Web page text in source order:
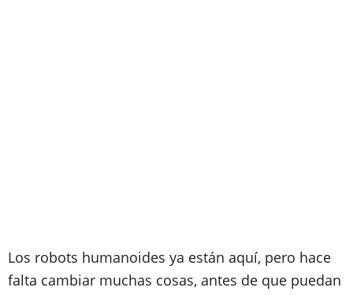
Los robots humanoides ya están aquí, pero hace
falta cambiar muchas cosas, antes de que puedan